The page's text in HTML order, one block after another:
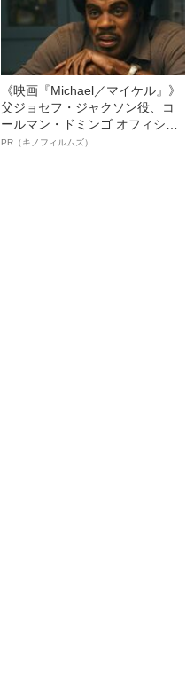
《映画『Michael／マイケル』》
父ジョセフ・ジャクソン役、コ
ールマン・ドミンゴ オフィシャ
ルインタビュー“観客を魅了した
PR（キノフィルムズ）